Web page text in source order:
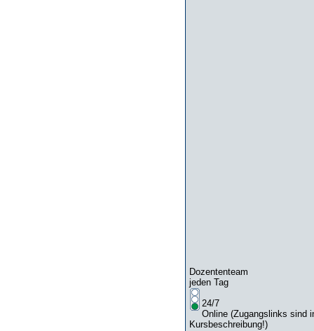
Dozententeam
jeden Tag
24/7
Online (Zugangslinks sind
Kursbeschreibung!)